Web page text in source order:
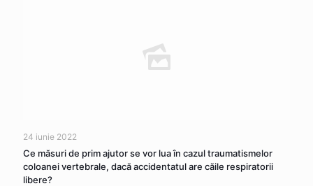
24 iunie 2022
Ce măsuri de prim ajutor se vor lua în cazul traumatismelor
coloanei vertebrale, dacă accidentatul are căile respiratorii
libere?